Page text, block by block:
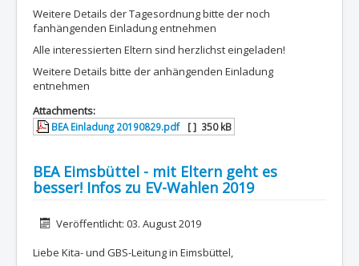
Weitere Details der Tagesordnung bitte der noch
fanhängenden Einladung entnehmen
Alle interessierten Eltern sind herzlichst eingeladen!
Weitere Details bitte der anhängenden Einladung
entnehmen
Attachments:
BEA Einladung 20190829.pdf [ ] 350 kB
BEA Eimsbüttel - mit Eltern geht es
besser! Infos zu EV-Wahlen 2019
DetailsVeröffentlicht: 03. August 2019
Liebe Kita- und GBS-Leitung in Eimsbüttel,